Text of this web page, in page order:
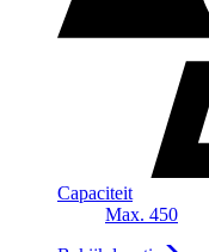
Capaciteit
Max. 450